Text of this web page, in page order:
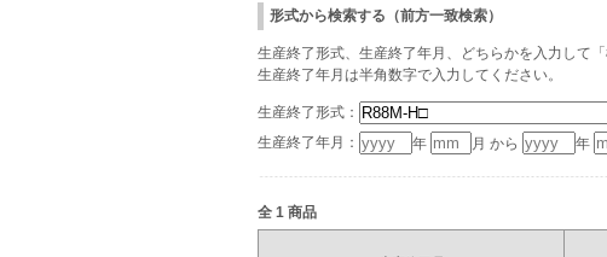
形式から検索する（前方一致検索）
生産終了形式、生産終了年月、どちらかを入力して
生産終了年月は半角数字で入力してください。
生産終了形式：
生産終了年月：
年 月 から 年
全 1 商品